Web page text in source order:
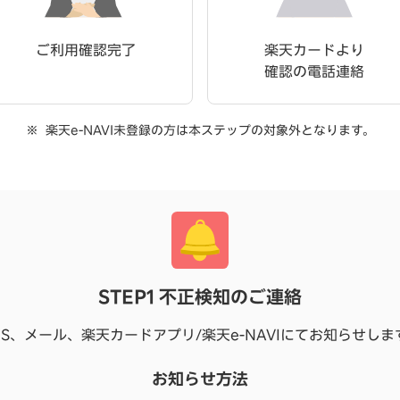
ご利用確認完了
楽天カードより
確認の電話連絡
楽天e-NAVI未登録の方は本ステップの対象外となります。
STEP1 不正検知のご連絡
、メール、楽天カードアプリ/楽天e-NAVIにてお知らせしま
お知らせ方法